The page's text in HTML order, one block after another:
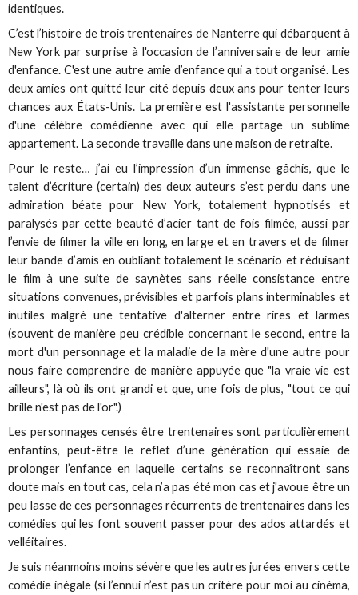
identiques.
C’est l’histoire de trois trentenaires de Nanterre qui débarquent à
New York par surprise à l'occasion de l’anniversaire de leur amie
d'enfance. C'est une autre amie d’enfance qui a tout organisé. Les
deux amies ont quitté leur cité depuis deux ans pour tenter leurs
chances aux États-Unis. La première est l'assistante personnelle
d'une célèbre comédienne avec qui elle partage un sublime
appartement. La seconde travaille dans une maison de retraite.
Pour le reste… j’ai eu l’impression d’un immense gâchis, que le
talent d’écriture (certain) des deux auteurs s’est perdu dans une
admiration béate pour New York, totalement hypnotisés et
paralysés par cette beauté d’acier tant de fois filmée, aussi par
l’envie de filmer la ville en long, en large et en travers et de filmer
leur bande d’amis en oubliant totalement le scénario et réduisant
le film à une suite de saynètes sans réelle consistance entre
situations convenues, prévisibles et parfois plans interminables et
inutiles malgré une tentative d'alterner entre rires et larmes
(souvent de manière peu crédible concernant le second, entre la
mort d'un personnage et la maladie de la mère d'une autre pour
nous faire comprendre de manière appuyée que "la vraie vie est
ailleurs", là où ils ont grandi et que, une fois de plus, "tout ce qui
brille n'est pas de l'or".)
Les personnages censés être trentenaires sont particulièrement
enfantins, peut-être le reflet d’une génération qui essaie de
prolonger l’enfance en laquelle certains se reconnaîtront sans
doute mais en tout cas, cela n’a pas été mon cas et j'avoue être un
peu lasse de ces personnages récurrents de trentenaires dans les
comédies qui les font souvent passer pour des ados attardés et
velléitaires.
Je suis néanmoins moins sévère que les autres jurées envers cette
comédie inégale (si l’ennui n’est pas un critère pour moi au cinéma,